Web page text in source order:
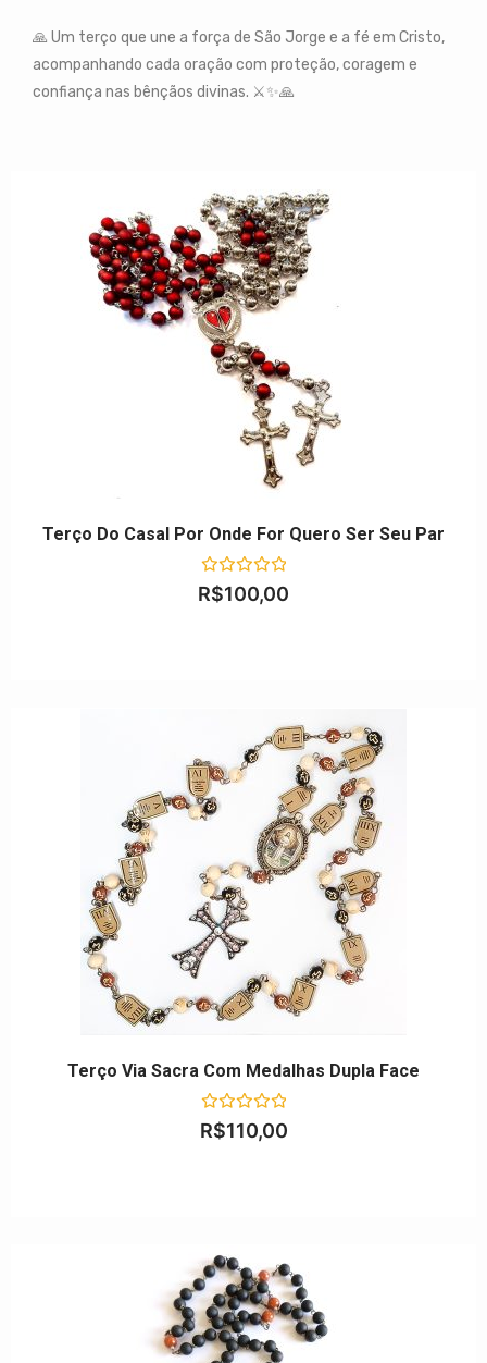
🙏 Um terço que une a força de São Jorge e a fé em Cristo,
acompanhando cada oração com proteção, coragem e
confiança nas bênçãos divinas. ⚔️✨🙏
Terço Do Casal Por Onde For Quero Ser Seu Par
Avaliação
0
R$100,00
Terço Via Sacra Com Medalhas Dupla Face
Avaliação
0
R$110,00